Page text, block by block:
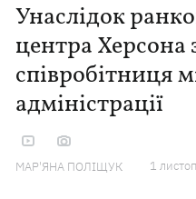
Унаслідок
центра Херсона
співробітниця
адміністрації
МАР'ЯНА ПОЛІЩУК 1